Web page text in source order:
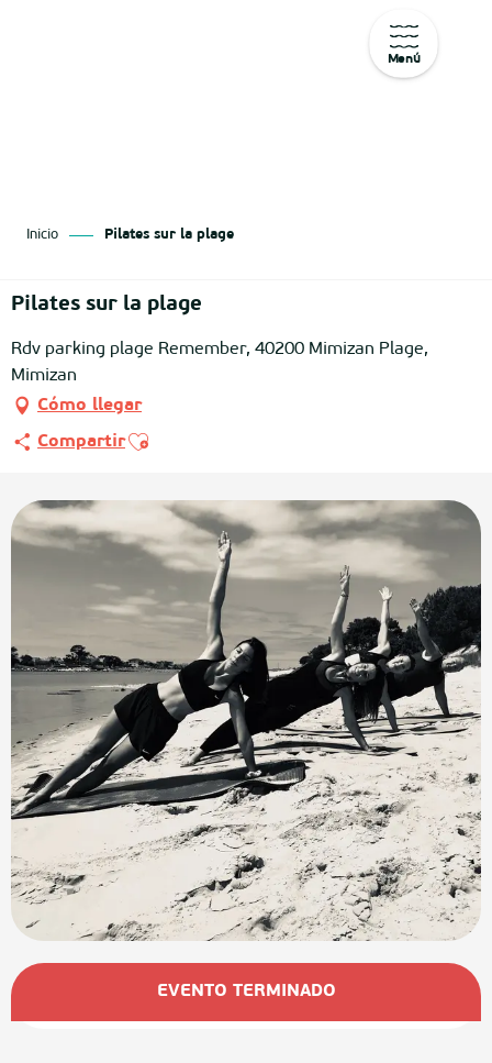
Menú
Inicio Pilates sur la plage
Pilates sur la plage
Rdv parking plage Remember, 40200 Mimizan Plage,
Mimizan
Cómo llegar
CompartirAjouter aux favoris
Horarios y datos de contacto
EVENTO TERMINADO